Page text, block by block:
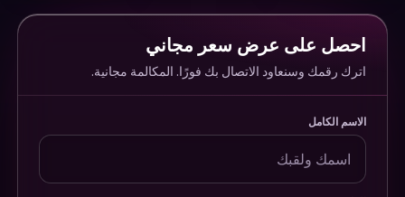
المؤسسة
من نحن
الوظائف
Uygulamamızı İndirin
سياسة الخصوصية
سياسة ملفات تعريف الارتباط
احصل على عرض سعر مجاني
اترك رقمك وسنعاود الاتصال بك فورًا. المكالمة مجانية.
الاسم الكامل